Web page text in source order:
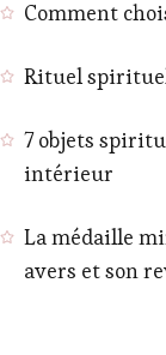
Comment
Rituel
7 objets
intérieur
La médaille
avers et son